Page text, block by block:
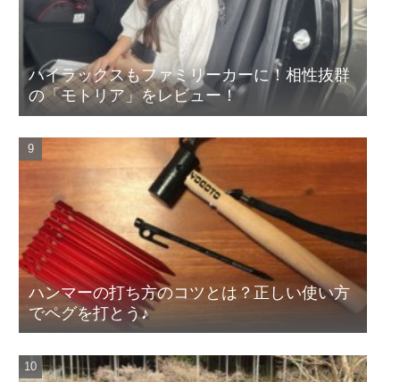
ハイラックスもファミリーカーに！相性抜群
の「モトリア」をレビュー！
ハンマーの打ち方のコツとは？正しい使い方
でペグを打とう♪